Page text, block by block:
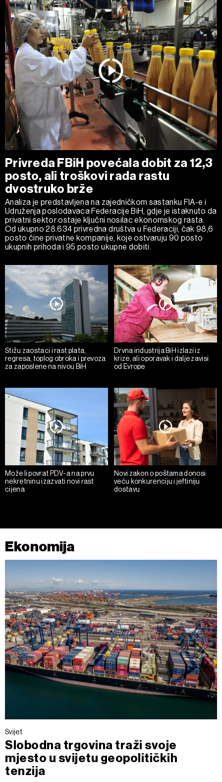
Privreda FBiH povećala dobit za 12,3
posto, ali troškovi rada rastu
dvostruko brže
Analiza je predstavljena na zajedničkom sastanku FIA-e i
Udruženja poslodavaca Federacije BiH, gdje je istaknuto da
privatni sektor ostaje ključni nosilac ekonomskog rasta.
Od ukupno 28.634 privredna društva u Federaciji, čak 98,6
posto čine privatne kompanije, koje ostvaruju 90 posto
ukupnih prihoda i 95 posto ukupne dobiti.
Stižu zaostaci i rast plata,
regresa, toplog obroka i prevoza
za zaposlene na nivou BiH
Drvna industrija BiH izlazi iz
krize, ali oporavak i dalje zavisi
od Evrope
Može li povrat PDV-a na prvu
nekretninu izazvati novi rast
cijena
Novi zakon o poštama donosi
veću konkurenciju i jeftiniju
dostavu
Ekonomija
Svijet
Slobodna trgovina traži svoje
mjesto u svijetu geopolitičkih
tenzija